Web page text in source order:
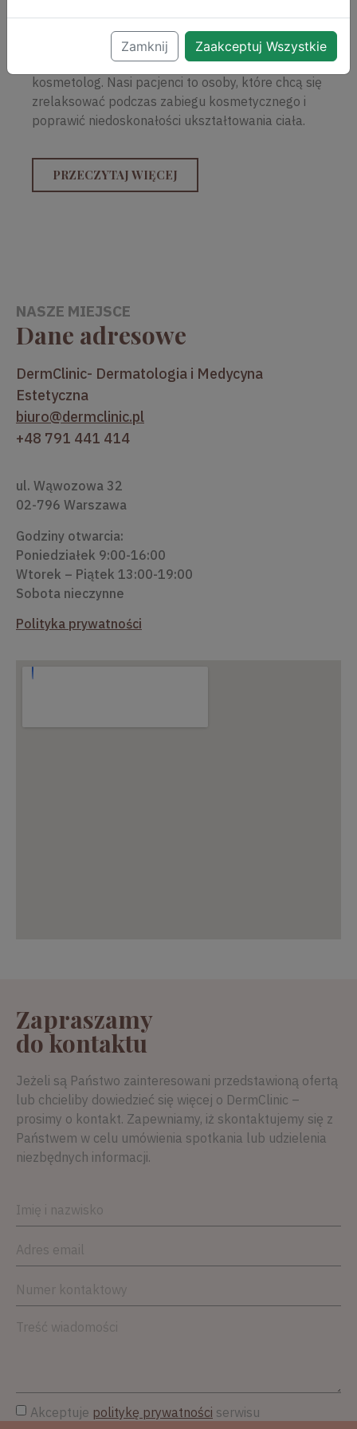
profesjonalny personel medyczny: lekarze
dermatolodzy, lekarze medycyny estetycznej,
kosmetolog. Nasi pacjenci to osoby, które chcą się
zrelaksować podczas zabiegu kosmetycznego i
poprawić niedoskonałości ukształtowania ciała.
PRZECZYTAJ WIĘCEJ
NASZE MIEJSCE
Dane adresowe
DermClinic- Dermatologia i Medycyna
Estetyczna
biuro@dermclinic.pl
+48 791 441 414
ul. Wąwozowa 32
02-796 Warszawa
Godziny otwarcia:
Poniedziałek 9:00-16:00
Wtorek – Piątek 13:00-19:00
Sobota nieczynne
Polityka prywatności
Zapraszamy
do kontaktu
Jeżeli są Państwo zainteresowani przedstawioną ofertą
lub chcieliby dowiedzieć się więcej o DermClinic –
prosimy o kontakt. Zapewniamy, iż skontaktujemy się z
Państwem w celu umówienia spotkania lub udzielenia
niezbędnych informacji.
Akceptuje politykę prywatności serwisu
Zamknij Zaakceptuj Wszystkie